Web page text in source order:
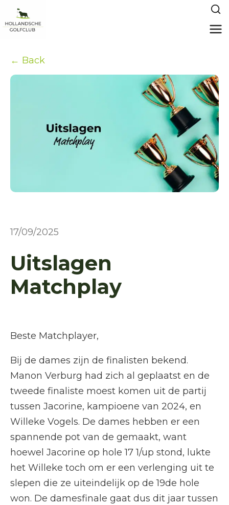
← Back
17/09/2025
Uitslagen
Matchplay
Beste Matchplayer,
Bij de dames zijn de finalisten bekend.
Manon Verburg had zich al geplaatst en de
tweede finaliste moest komen uit de partij
tussen Jacorine, kampioene van 2024, en
Willeke Vogels. De dames hebben er een
spannende pot van de gemaakt, want
hoewel Jacorine op hole 17 1/up stond, lukte
het Willeke toch om er een verlenging uit te
slepen die ze uiteindelijk op de 19de hole
won. De damesfinale gaat dus dit jaar tussen